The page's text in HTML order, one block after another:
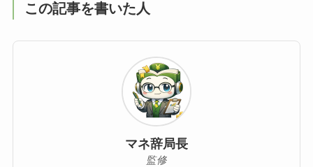
この記事を書いた人
マネ辞局長
監修